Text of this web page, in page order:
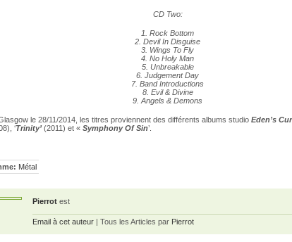
CD Two:
1. Rock Bottom
2. Devil In Disguise
3. Wings To Fly
4. No Holy Man
5. Unbreakable
6. Judgement Day
7. Band Introductions
8. Evil & Divine
9. Angels & Demons
le 28/11/2014, les titres proviennent des différents albums studio Eden’s
‘Trinity’ (2011) et « Symphony Of Sin’.
Métal
Pierrot est
Email à cet auteur | Tous les Articles par Pierrot